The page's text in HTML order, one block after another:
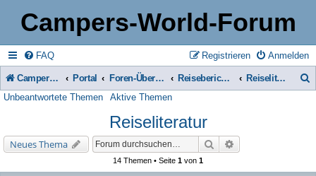
Campers-World-Forum
FAQ Anmelden
Registrieren
Campers-World-Forum Portal Foren-Übersicht Reiseberichte & Reisetipps, Stell- & Campingplätze Reiseliteratur
Unbeantwortete Themen Aktive Themen
Reiseliteratur
Neues Thema Suche
14 Themen • Seite 1 von 1